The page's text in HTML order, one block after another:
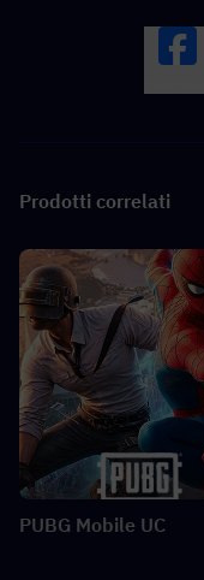
Prodotti correlati
PUBG Mobile UC